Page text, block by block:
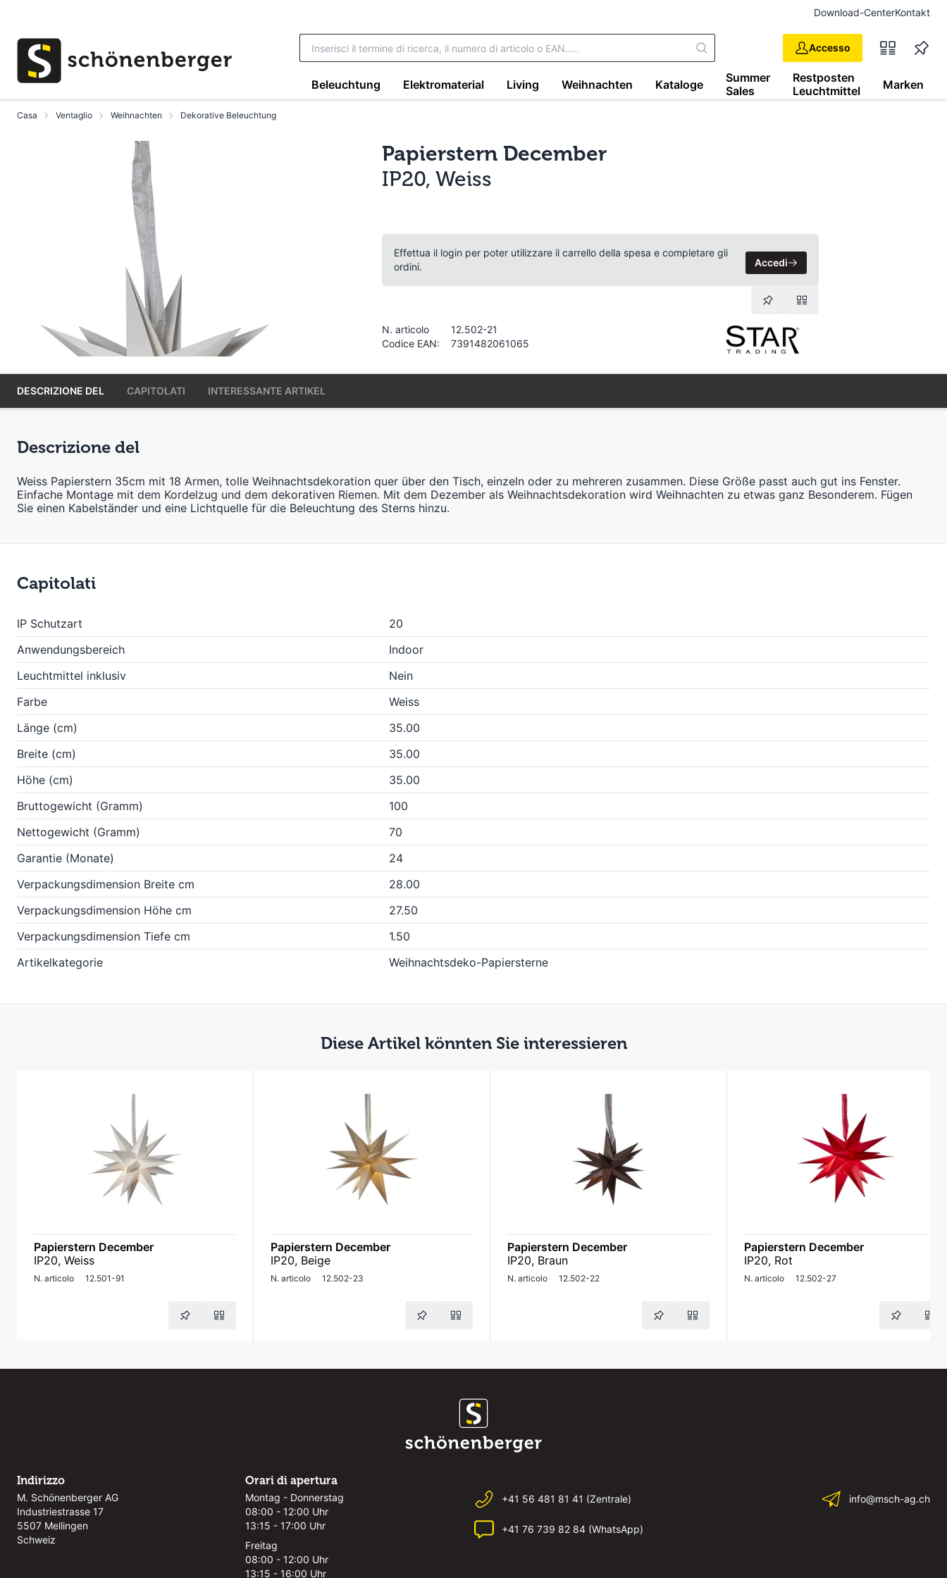
Download-CenterKontakt
Accesso
Beleuchtung Elektromaterial Living Weihnachten Kataloge
Summer
Sales
Restposten
Leuchtmittel
Marken
Casa Ventaglio Weihnachten Dekorative Beleuchtung
Papierstern December
IP20, Weiss
Effettua il login per poter utilizzare il carrello della spesa e completare gli
ordini.
Accedi
N. articolo
12.502-21
Codice EAN:
7391482061065
DESCRIZIONE DEL CAPITOLATI INTERESSANTE ARTIKEL
Descrizione del
Weiss Papierstern 35cm mit 18 Armen, tolle Weihnachtsdekoration quer über den Tisch, einzeln oder zu mehreren zusammen. Diese Größe passt auch gut ins Fenster.
Einfache Montage mit dem Kordelzug und dem dekorativen Riemen. Mit dem Dezember als Weihnachtsdekoration wird Weihnachten zu etwas ganz Besonderem. Fügen
Sie einen Kabelständer und eine Lichtquelle für die Beleuchtung des Sterns hinzu.
Capitolati
IP Schutzart
20
Anwendungsbereich
Indoor
Leuchtmittel inklusiv
Nein
Farbe
Weiss
Länge (cm)
35.00
Breite (cm)
35.00
Höhe (cm)
35.00
Bruttogewicht (Gramm)
100
Nettogewicht (Gramm)
70
Garantie (Monate)
24
Verpackungsdimension Breite cm
28.00
Verpackungsdimension Höhe cm
27.50
Verpackungsdimension Tiefe cm
1.50
Artikelkategorie
Weihnachtsdeko-Papiersterne
Diese Artikel könnten Sie interessieren
Papierstern December
IP20, Weiss
N. articolo 12.501-91
Papierstern December
IP20, Beige
N. articolo 12.502-23
Papierstern December
IP20, Braun
N. articolo 12.502-22
Papierstern December
IP20, Rot
N. articolo 12.502-27
Indirizzo
M. Schönenberger AG
Industriestrasse 17
5507 Mellingen
Schweiz
Orari di apertura
Montag - Donnerstag
08:00 - 12:00 Uhr
13:15 - 17:00 Uhr
Freitag
08:00 - 12:00 Uhr
13:15 - 16:00 Uhr
+41 56 481 81 41 (Zentrale)
+41 76 739 82 84 (WhatsApp)
info@msch-ag.ch